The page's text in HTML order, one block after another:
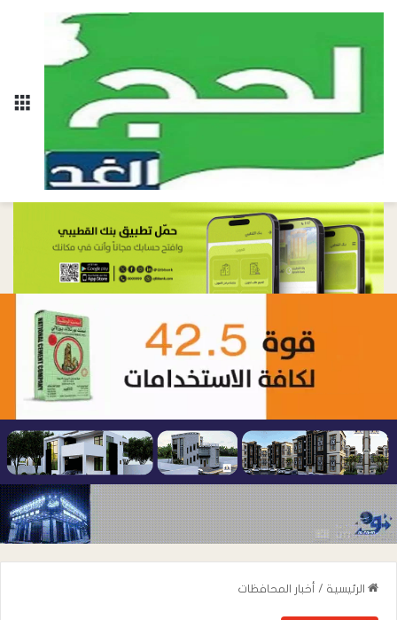
الرئيسية / أخبار المحافظات